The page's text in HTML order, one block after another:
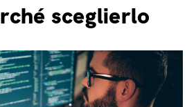
sceglierlo